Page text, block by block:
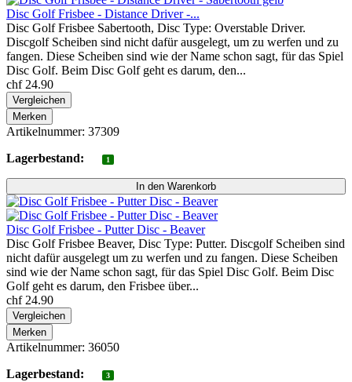
Disc Golf Frisbee - Distance Driver -...
Disc Golf Frisbee Sabertooth, Disc Type: Overstable Driver.
Discgolf Scheiben sind nicht dafür ausgelegt, um zu werfen und zu
fangen. Diese Scheiben sind wie der Name schon sagt, für das Spiel
Disc Golf. Beim Disc Golf geht es darum, den...
chf 24.90
Vergleichen
Merken
Artikelnummer: 37309
Lagerbestand:
1
Disc Golf Frisbee - Putter Disc - Beaver
Disc Golf Frisbee Beaver, Disc Type: Putter. Discgolf Scheiben sind
nicht dafür ausgelegt um zu werfen und zu fangen. Diese Scheiben
sind wie der Name schon sagt, für das Spiel Disc Golf. Beim Disc
Golf geht es darum, den Frisbee über...
chf 24.90
Vergleichen
Merken
Artikelnummer: 36050
Lagerbestand:
3